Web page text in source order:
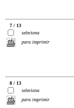
7 / 13
seleciona
para imprimir
8 / 13
seleciona
para imprimir